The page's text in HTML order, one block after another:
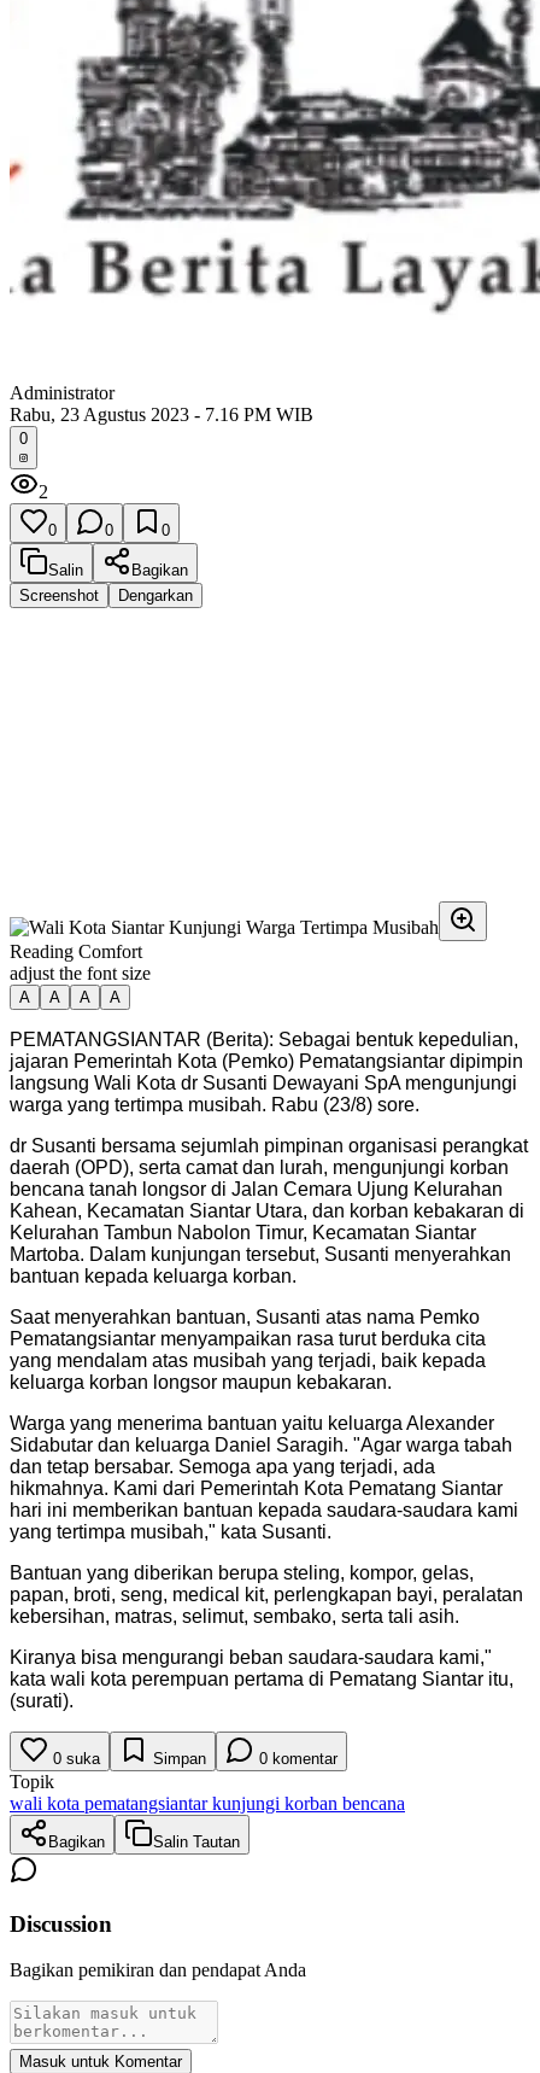
Administrator
Rabu, 23 Agustus 2023 - 7.16 PM WIB
0
2
0 0 0
Salin
Bagikan
Screenshot
Dengarkan
Reading Comfort
adjust the font size
A A A A
PEMATANGSIANTAR (Berita): Sebagai bentuk kepedulian,
jajaran Pemerintah Kota (Pemko) Pematangsiantar dipimpin
langsung Wali Kota dr Susanti Dewayani SpA mengunjungi
warga yang tertimpa musibah. Rabu (23/8) sore.
dr Susanti bersama sejumlah pimpinan organisasi perangkat
daerah (OPD), serta camat dan lurah, mengunjungi korban
bencana tanah longsor di Jalan Cemara Ujung Kelurahan
Kahean, Kecamatan Siantar Utara, dan korban kebakaran di
Kelurahan Tambun Nabolon Timur, Kecamatan Siantar
Martoba. Dalam kunjungan tersebut, Susanti menyerahkan
bantuan kepada keluarga korban.
Saat menyerahkan bantuan, Susanti atas nama Pemko
Pematangsiantar menyampaikan rasa turut berduka cita
yang mendalam atas musibah yang terjadi, baik kepada
keluarga korban longsor maupun kebakaran.
Warga yang menerima bantuan yaitu keluarga Alexander
Sidabutar dan keluarga Daniel Saragih. "Agar warga tabah
dan tetap bersabar. Semoga apa yang terjadi, ada
hikmahnya. Kami dari Pemerintah Kota Pematang Siantar
hari ini memberikan bantuan kepada saudara-saudara kami
yang tertimpa musibah," kata Susanti.
Bantuan yang diberikan berupa steling, kompor, gelas,
papan, broti, seng, medical kit, perlengkapan bayi, peralatan
kebersihan, matras, selimut, sembako, serta tali asih.
Kiranya bisa mengurangi beban saudara-saudara kami,"
kata wali kota perempuan pertama di Pematang Siantar itu,
(surati).
0 suka Simpan 0 komentar
Topik
wali kota pematangsiantar kunjungi korban bencana
Bagikan Salin Tautan
Discussion
Bagikan pemikiran dan pendapat Anda
Masuk untuk Komentar